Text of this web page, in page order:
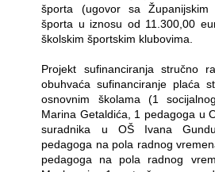
športa (ugovor sa Županijskim
športa u iznosu od 11.300,00
školskim športskim klubovima.
Projekt sufinanciranja stručno
obuhvaća sufinanciranje plaća
osnovnim školama (1
Marina Getaldića, 1 pedagoga u
suradnika u OŠ Ivana
pedagoga na pola radnog
pedagoga na pola radnog